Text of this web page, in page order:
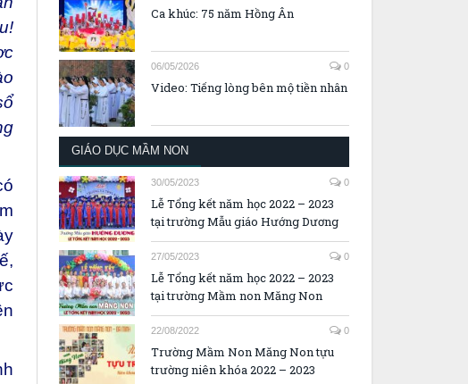
Ca khúc: 75 năm Hồng Ân
06/05/2026 0
Video: Tiếng lòng bên mộ tiền nhân
GIÁO DỤC MẦM NON
30/05/2023 0
Lễ Tổng kết năm học 2022 – 2023
tại trường Mẫu giáo Hướng Dương
27/05/2023 0
Lễ Tổng kết năm học 2022 – 2023
tại trường Mầm non Măng Non
22/08/2022 0
Trường Mầm Non Măng Non tựu
trường niên khóa 2022 – 2023